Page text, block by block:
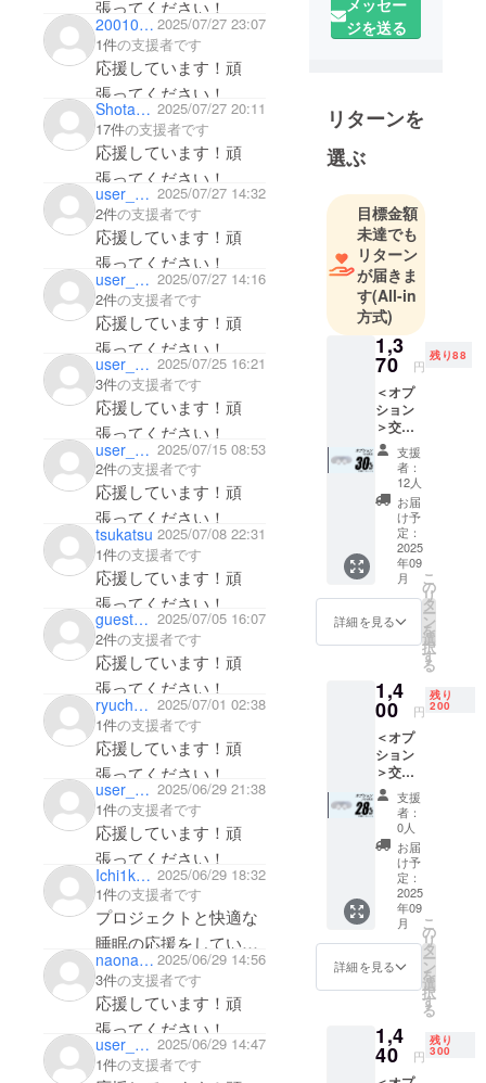
張ってください！
20010801 2025/07/27 23:07
1件の支援者です
応援しています！頑
張ってください！
Shota0912 2025/07/27 20:11
17件の支援者です
応援しています！頑
張ってください！
user_ad2752a65194 2025/07/27 14:32
2件の支援者です
応援しています！頑
張ってください！
user_ad2752a65194 2025/07/27 14:16
2件の支援者です
応援しています！頑
張ってください！
user_1274d9e34024 2025/07/25 16:21
3件の支援者です
応援しています！頑
張ってください！
user_6daf52b830b4 2025/07/15 08:53
2件の支援者です
応援しています！頑
張ってください！
tsukatsu 2025/07/08 22:31
1件の支援者です
応援しています！頑
張ってください！
guest1a57c91cd3b4 2025/07/05 16:07
2件の支援者です
応援しています！頑
張ってください！
ryuchan550358 2025/07/01 02:38
1件の支援者です
応援しています！頑
張ってください！
user_9e17fcf87904 2025/06/29 21:38
1件の支援者です
応援しています！頑
張ってください！
Ichi1kou4 2025/06/29 18:32
1件の支援者です
プロジェクトと快適な
睡眠の応援をしていま
す！ naonanona 2025/06/29 14:56
3件の支援者です
応援しています！頑
張ってください！
user_4e5e1e6d1514 2025/06/29 14:47
1件の支援者です
新的で、独
自性があ
持つプロダ
クトを発掘
し、日本の
イフスタイ
ルをより豊
かなものに
することに
努めます。
また、高品
質で魅力的
な商品を提
供するだけ
でなく、お
客様に寄り
添ったカス
ポートや迅
サービスを
提供するこ
とを心が
け、貿易事
実践してい
指していま
ジを送る
リターンを
選ぶ
目標金額
未達でも
リターン
が届きま
す(All-in
方式)
1,3
70 円
残り88
＜オプ
ション
＞交換
用ノー
ズパッ
×4【30
％OFF
】100名
限定 一
般販売
予定価
格
1,950円
→
1,370円
送料
込）
【内
容】 ■
交換用
ノーズ
パット
× 4 ※鼻
スムー
ス Air-
Luna本
体は付
いてい
ませ
ん。 ※
デザイ
ン・仕
性もご
ざいま
す。ご
支援
者：
12人
お届
け予
定：
2025
年09
月
詳細を見る
こ
の
リ
タ
ー
ン
を
選
択
す
る
1,4
00 円
残り
200
＜オプ
ション
＞交換
用ノー
ズパッ
×4【28
％OFF
】200名
限定 一
般販売
予定価
格
1,950円
→
1,400円
送料
込）
【内
支援
者：
0人
お届
け予
定：
2025
年09
月
詳細を見る
こ
の
リ
タ
ー
ン
を
選
択
す
る
1,4
40 円
残り
300